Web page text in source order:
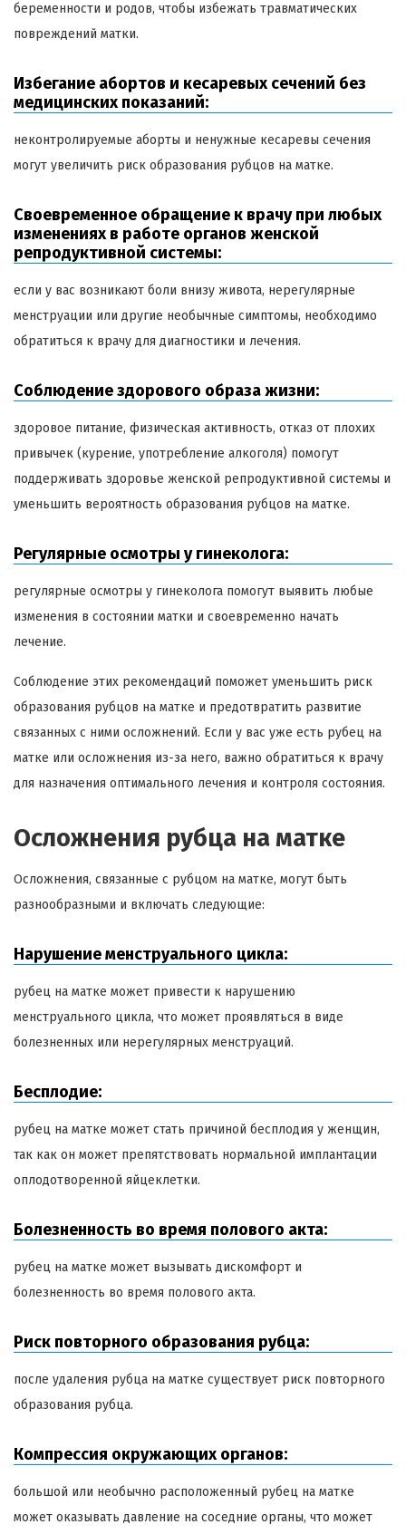
беременности и родов, чтобы избежать травматических
повреждений матки.
Избегание абортов и кесаревых сечений без
медицинских показаний:
неконтролируемые аборты и ненужные кесаревы сечения
могут увеличить риск образования рубцов на матке.
Своевременное обращение к врачу при любых
изменениях в работе органов женской
репродуктивной системы:
если у вас возникают боли внизу живота, нерегулярные
менструации или другие необычные симптомы, необходимо
обратиться к врачу для диагностики и лечения.
Соблюдение здорового образа жизни:
здоровое питание, физическая активность, отказ от плохих
привычек (курение, употребление алкоголя) помогут
поддерживать здоровье женской репродуктивной системы и
уменьшить вероятность образования рубцов на матке.
Регулярные осмотры у гинеколога:
регулярные осмотры у гинеколога помогут выявить любые
изменения в состоянии матки и своевременно начать
лечение.
Соблюдение этих рекомендаций поможет уменьшить риск
образования рубцов на матке и предотвратить развитие
связанных с ними осложнений. Если у вас уже есть рубец на
матке или осложнения из-за него, важно обратиться к врачу
для назначения оптимального лечения и контроля состояния.
Осложнения рубца на матке
Осложнения, связанные с рубцом на матке, могут быть
разнообразными и включать следующие:
Нарушение менструального цикла:
рубец на матке может привести к нарушению
менструального цикла, что может проявляться в виде
болезненных или нерегулярных менструаций.
Бесплодие:
рубец на матке может стать причиной бесплодия у женщин,
так как он может препятствовать нормальной имплантации
оплодотворенной яйцеклетки.
Болезненность во время полового акта:
рубец на матке может вызывать дискомфорт и
болезненность во время полового акта.
Риск повторного образования рубца:
после удаления рубца на матке существует риск повторного
образования рубца.
Компрессия окружающих органов:
большой или необычно расположенный рубец на матке
может оказывать давление на соседние органы, что может